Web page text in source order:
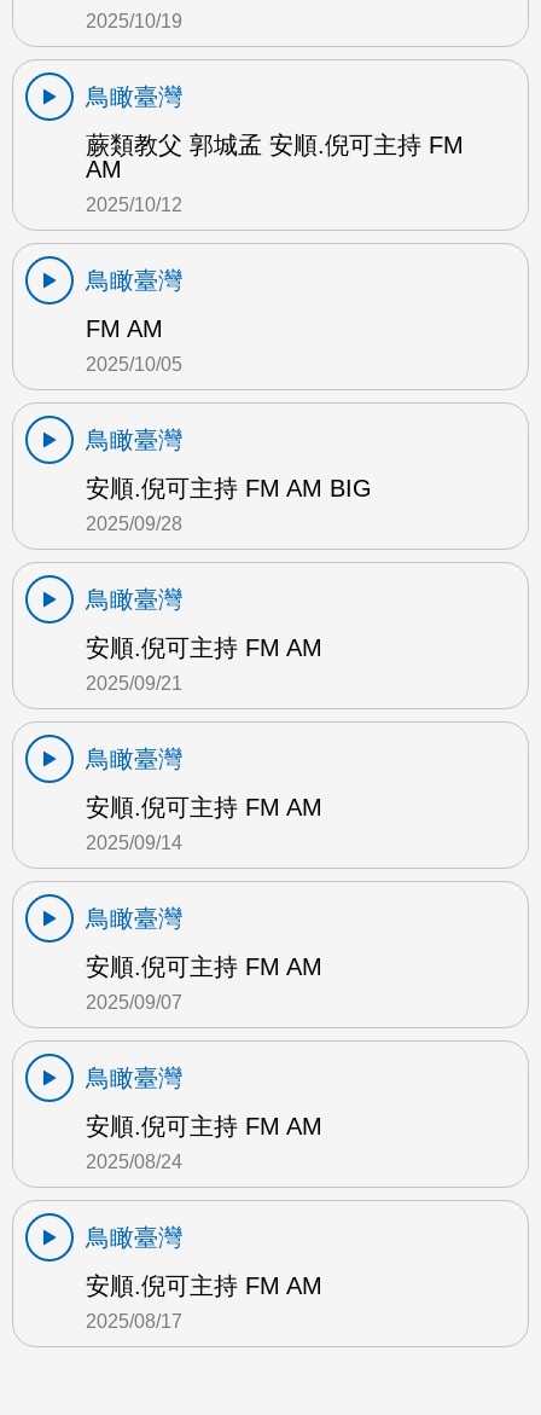
2025/10/19
鳥瞰臺灣
蕨類教父 郭城孟 安順.倪可主持 FM
AM
2025/10/12
鳥瞰臺灣
FM AM
2025/10/05
鳥瞰臺灣
安順.倪可主持 FM AM BIG
2025/09/28
鳥瞰臺灣
安順.倪可主持 FM AM
2025/09/21
鳥瞰臺灣
安順.倪可主持 FM AM
2025/09/14
鳥瞰臺灣
安順.倪可主持 FM AM
2025/09/07
鳥瞰臺灣
安順.倪可主持 FM AM
2025/08/24
鳥瞰臺灣
安順.倪可主持 FM AM
2025/08/17